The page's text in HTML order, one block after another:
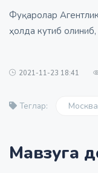
Фуқаролар
ҳолда кутиб
2021-11-23 18:41
Теглар: Москва
Мавзуга